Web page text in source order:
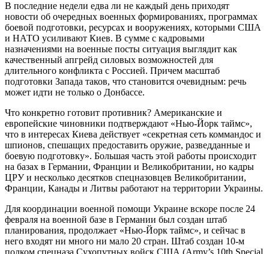
В последние недели едва ли не каждый день приходят
новости об очередных военных формированиях, программах
боевой подготовки, ресурсах и вооружениях, которыми США
и НАТО усиливают Киев. В сумме с кадровыми
назначениями на военные посты ситуация выглядит как
качественный апгрейд силовых возможностей для
длительного конфликта с Россией. Причем масштаб
подготовки Запада таков, что становится очевидным: речь
может идти не только о Донбассе.
Что конкретно готовит противник? Американские и
европейские чиновники подтверждают «Нью-Йорк таймс»,
что в интересах Киева действует «секретная сеть коммандос и
шпионов, спешащих предоставить оружие, разведданные и
боевую подготовку». Большая часть этой работы происходит
на базах в Германии, Франции и Великобритании, но кадры
ЦРУ и несколько десятков спецназовцев Великобритании,
Франции, Канады и Литвы работают на территории Украины.
Для координации военной помощи Украине вскоре после 24
февраля на военной базе в Германии был создан штаб
планирования, продолжает «Нью-Йорк таймс», и сейчас в
него входят ни много ни мало 20 стран. Штаб создан 10-м